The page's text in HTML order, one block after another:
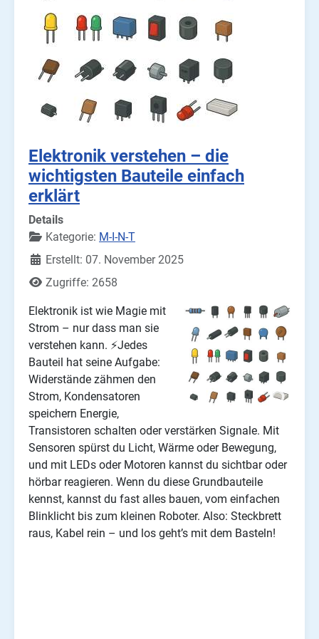
Elektronik verstehen – die
wichtigsten Bauteile einfach
erklärt
Details
Kategorie: M-I-N-T
Erstellt: 07. November 2025
Zugriffe: 2658
Elektronik ist wie Magie mit
Strom – nur dass man sie
verstehen kann. ⚡Jedes
Bauteil hat seine Aufgabe:
Widerstände zähmen den
Strom, Kondensatoren
speichern Energie,
Transistoren schalten oder verstärken Signale. Mit
Sensoren spürst du Licht, Wärme oder Bewegung,
und mit LEDs oder Motoren kannst du sichtbar oder
hörbar reagieren. Wenn du diese Grundbauteile
kennst, kannst du fast alles bauen, vom einfachen
Blinklicht bis zum kleinen Roboter. Also: Steckbrett
raus, Kabel rein – und los geht’s mit dem Basteln!